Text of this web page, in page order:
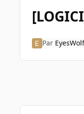
Par EyesWolf